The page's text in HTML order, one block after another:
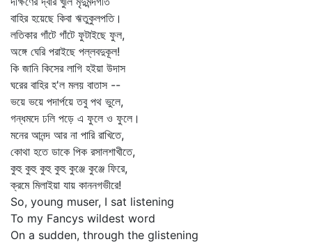
বাহির হয়েছে কিবা ঋতুকুলপতি।
লতিকার গাঁটে গাঁটে ফুটাইছে ফুল,
অঙ্গে ঘেরি পরাইছে পল্লবদুকূল!
কি জানি কিসের লাগি হইয়া উদাস
ঘরের বাহির হ'ল মলয় বাতাস --
ভয়ে ভয়ে পদার্পয়ে তবু পথ ভুলে,
গন্ধমদে ঢলি পড়ে এ ফুলে ও ফুলে।
মনের আনন্দ আর না পারি রাখিতে,
কোথা হতে ডাকে পিক রসালশাখীতে,
কুহু কুহু কুহু কুহু কুঞ্জে কুঞ্জে ফিরে,
ক্রমে মিলাইয়া যায় কাননগভীরে!
So, young muser, I sat listening
To my Fancys wildest word
On a sudden, through the glistening